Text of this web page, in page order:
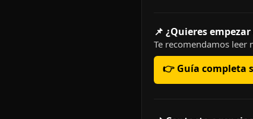
📌 ¿Quieres
Te recomendamos leer
👉 Guía completa